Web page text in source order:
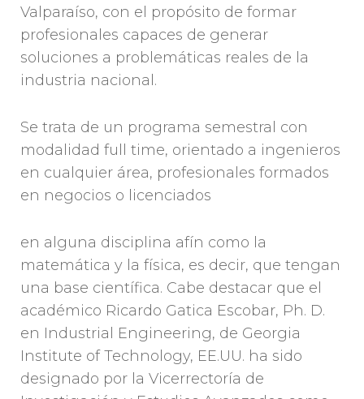
Valparaíso, con el propósito de formar
profesionales capaces de generar
soluciones a problemáticas reales de la
industria nacional.
Se trata de un programa semestral con
modalidad full time, orientado a ingenieros
en cualquier área, profesionales formados
en negocios o licenciados
en alguna disciplina afín como la
matemática y la física, es decir, que tengan
una base científica. Cabe destacar que el
académico Ricardo Gatica Escobar, Ph. D.
en Industrial Engineering, de Georgia
Institute of Technology, EE.UU. ha sido
designado por la Vicerrectoría de